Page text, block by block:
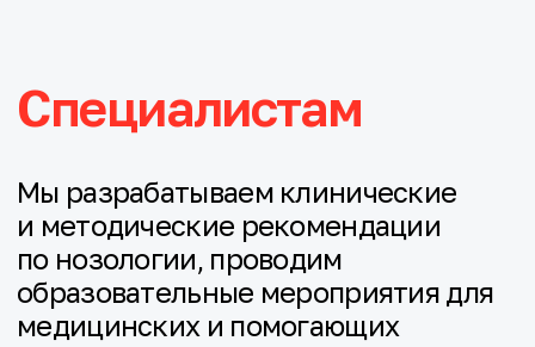
почти всегда только у мальчиков.
С ним рождается примерно один
из 3 500−5 000 мальчиков.
редких — одно из самых частых.
При МДД мышцы постепенно
разрушаются, ребенок слабеет.
Ему становится все труднее бегать,
подниматься по лестнице, вставать
с пола. Болезнь прогрессирует: без
лечения к 9 − 12 годам большинству